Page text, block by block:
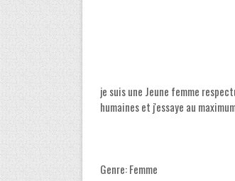
je suis une Jeune femme
humaines et j'essaye au
Genre: Femme